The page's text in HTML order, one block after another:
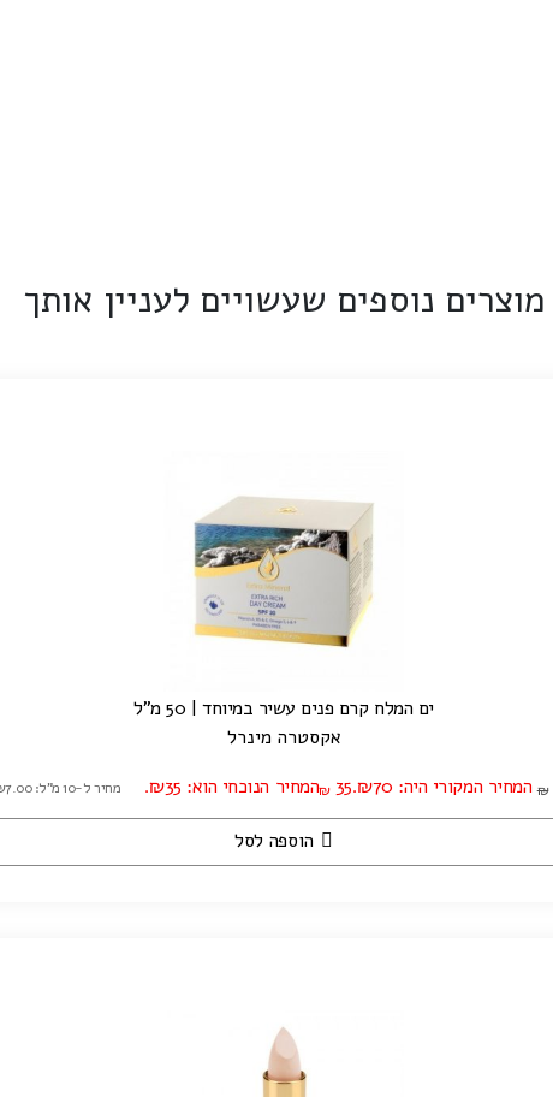
מוצרים נוספים שעשויים לעניין אותך
ים המלח קרם פנים עשיר במיוחד | 50 מ"ל
אקסטרה מינרל
₪ המחיר המקורי היה: ₪70. ₪ 35 המחיר הנוכחי הוא: ₪35. מחיר ל-10 מ"ל: ₪7.00
הוספה לסל